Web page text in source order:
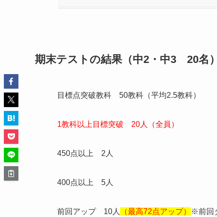
期末テストの結果（中2・中3 20名）
目標点突破教科 50教科（平均2.5教科）
1教科以上目標突破 20人（全員）
450点以上 2人
400点以上 5人
前回アップ 10人 （最高72点アップ） ※前回